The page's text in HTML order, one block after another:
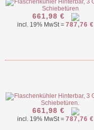
661,98 €
incl. 19% MwSt = 787,76 €
661,98 €
incl. 19% MwSt = 787,76 €